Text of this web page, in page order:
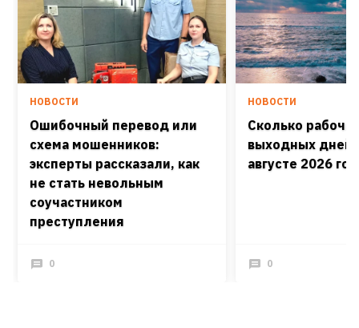
НОВОСТИ
Ошибочный перевод или
схема мошенников:
эксперты рассказали, как
не стать невольным
соучастником
преступления
0
НОВОСТИ
Сколько
выходных дней
августе 2026
0